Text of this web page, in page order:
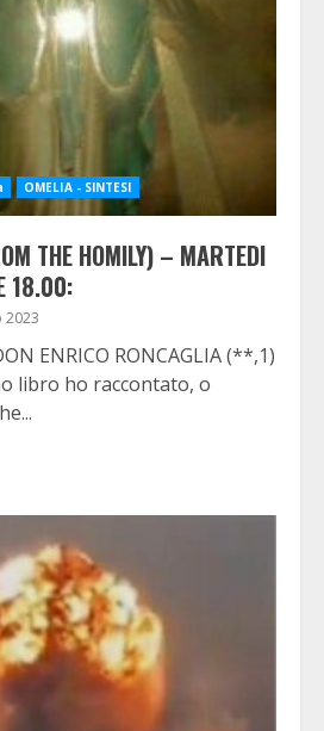
OMELIA - SINTESI
THE HOMILY) – MARTEDI
18.00:
2023
ENRICO RONCAGLIA (**,1)
libro ho raccontato, o